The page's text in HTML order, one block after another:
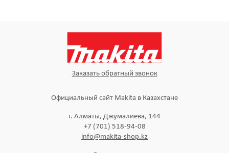
Заказать обратный звонок
Официальный сайт Makita в Казахстане
г. Алматы, Джумалиева, 144
+7 (701) 518-94-08
info@makita-shop.kz